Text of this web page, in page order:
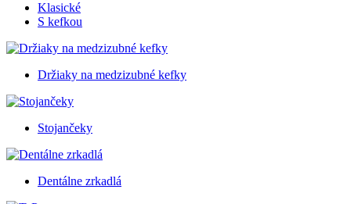
Klasické
S kefkou
Držiaky na medzizubné kefky
Stojančeky
Dentálne zrkadlá